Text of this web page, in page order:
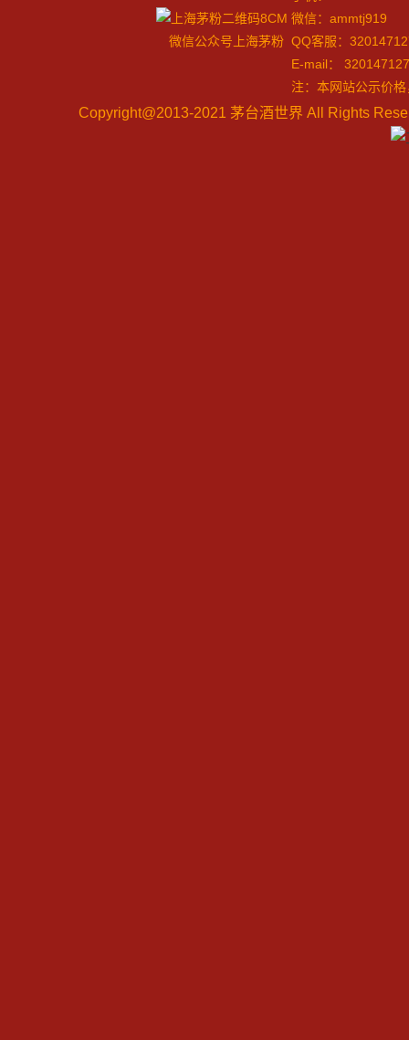
微信公众号上海茅粉
微信：ammtj919
QQ客服：
E-mail：
注：本网站公示价
Copyright@2013-2021 茅台酒世界 All Rights